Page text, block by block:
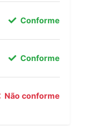
Conforme
Conforme
Não conforme